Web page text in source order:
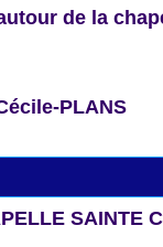
de la
PLANS
SAINTE